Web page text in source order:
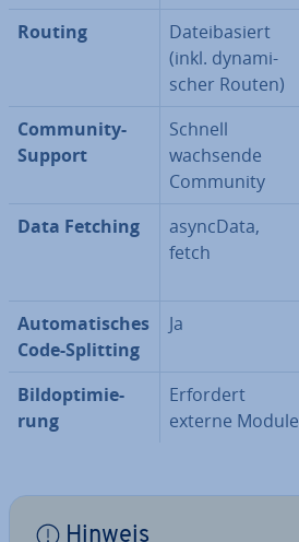
Routing
Da­tei­ba­siert
(inkl. dy­na­mi­
scher Routen)
Community-
Support
Schnell
wachsende
Community
Data Fetching
asyncData,
fetch
Au­to­ma­ti­sches
Code-Splitting
Ja
Bild­op­ti­mie­
rung
Erfordert
externe Module
Hinweis